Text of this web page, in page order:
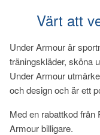
Värt att
Under Armour är
träningskläder, sköna
Under Armour
och design och är ett
Med en rabattkod från
Armour billigare.